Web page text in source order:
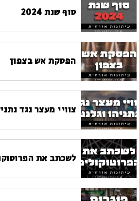
סוף שנת 2024
הפסקת אש בצפון
צוויי מעצר נגד
לשכתב את